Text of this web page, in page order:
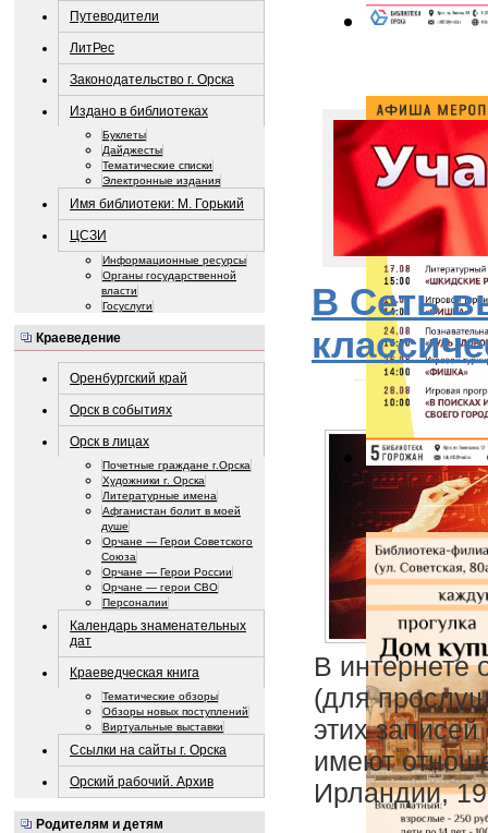
Путеводители
ЛитРес
Законодательство г. Орска
Издано в библиотеках
Буклеты
Дайджесты
Тематические списки
Электронные издания
Имя библиотеки: М. Горький
ЦСЗИ
Информационные ресурсы
Органы государственной
власти
Госуслуги
Краеведение
Оренбургский край
Орск в событиях
Орск в лицах
Почетные граждане г.Орска
Художники г. Орска
Литературные имена
Афганистан болит в моей
душе
Орчане — Герои Советского
Союза
Орчане — Герои России
Орчане — герои СВО
Персоналии
Календарь знаменательных
дат
Краеведческая книга
Тематические обзоры
Обзоры новых поступлений
Виртуальные выставки
Ссылки на сайты г. Орска
Орский рабочий. Архив
Родителям и детям
В Сеть
В интернете
(для
этих
имеют
Ирландии,